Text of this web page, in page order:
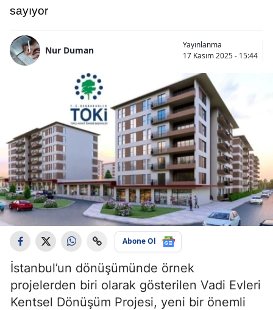
sayıyor
Nur Duman
Yayınlanma
17 Kasım 2025 - 15:44
Abone Ol
İstanbul’un dönüşümünde örnek
projelerden biri olarak gösterilen Vadi Evleri
Kentsel Dönüşüm Projesi, yeni bir önemli